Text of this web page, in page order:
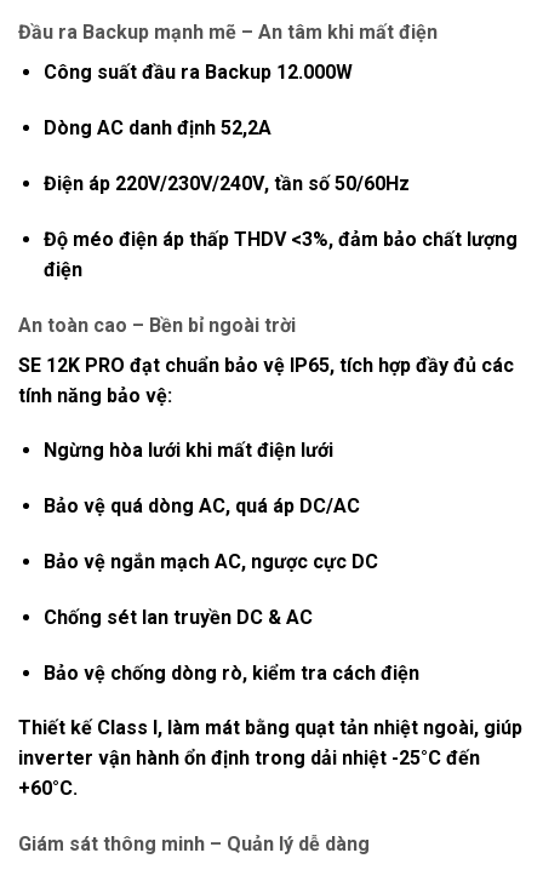
Đầu ra Backup mạnh mẽ – An tâm khi mất điện
Công suất đầu ra Backup 12.000W
Dòng AC danh định 52,2A
Điện áp 220V/230V/240V, tần số50/60Hz
Độ méo điện áp thấp THDV <3%, đảm bảo chất lượng
điện
An toàn cao – Bền bỉ ngoài trời
SE 12K PRO đạt chuẩn bảo vệ IP65, tích hợp đầy đủ các
tính năng bảo vệ:
Ngừng hòa lưới khi mất điện lưới
Bảo vệ quá dòng AC, quá áp DC/AC
Bảo vệ ngắn mạch AC, ngược cực DC
Chống sét lan truyền DC & AC
Bảo vệ chống dòng rò, kiểm tra cách điện
Thiết kế Class I , làm mát bằng quạt tản nhiệt ngoài, giúp
inverter vận hành ổn định trong dải nhiệt -25°C đến
+60°C.
Giám sát thông minh – Quản lý dễ dàng